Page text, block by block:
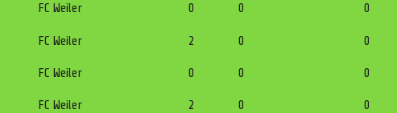
FC Weiler 0 0 0
FC Weiler 2 0 0
FC Weiler 0 0 0
FC Weiler 2 0 0